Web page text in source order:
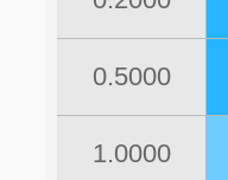
0.5000
1.0000